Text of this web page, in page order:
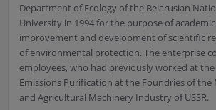
Department of Ecology of the Belarusian
University in 1994 for the purpose of
improvement and development of scientific
of environmental protection. The enterprise
employees, who had previously worked at
Emissions Purification at the Foundries of
and Agricultural Machinery Industry of USSR.